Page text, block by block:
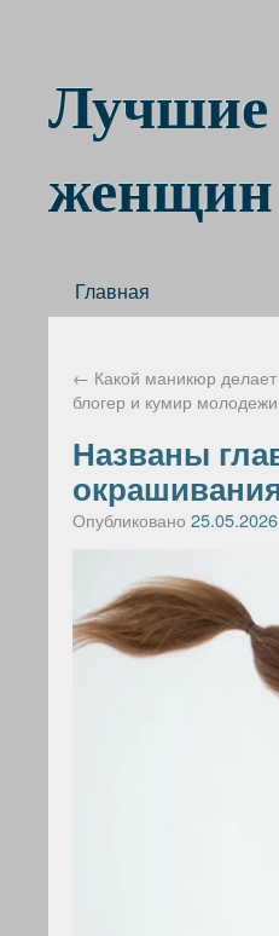
Лучшие
женщин
Главная
← Какой маникюр
блогер и кумир
Названы
Опубликовано 25.05.2026